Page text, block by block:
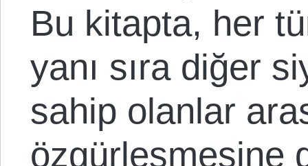
Bu kitapta, her
yanı sıra diğer
sahip olanlar
özgürleşmesine